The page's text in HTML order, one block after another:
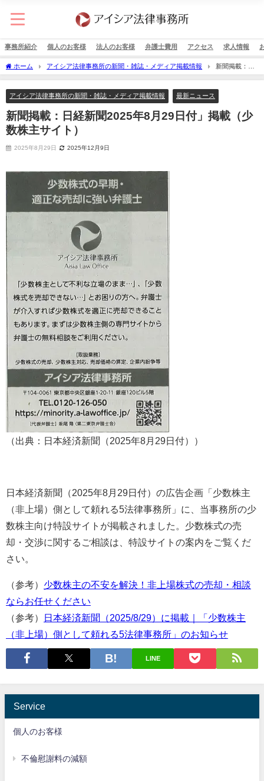
事務所紹介 個人のお客様 法人のお客様 弁護士費用 アクセス 求人情報
ホーム アイシア法律事務所の新聞・雑誌・メディア掲載情報
新聞掲載：日
経新聞2025年8月29日付」掲載（少数株主サイト）
アイシア法律事務所の新聞・雑誌・メディア掲載情報 最新ニュース
新聞掲載：日経新聞2025年8月29日付」掲載（少
数株主サイト）
2025年8月29日 2025年12月9日
（出典：日本経済新聞（2025年8月29日付））
日本経済新聞（2025年8月29日付）の広告企画「少数株主
（非上場）側として頼れる5法律事務所」に、当事務所の少
数株主向け特設サイトが掲載されました。少数株式の売
却・交渉に関するご相談は、特設サイトの案内をご覧くだ
さい。
（参考） 少数株主の不安を解決！非上場株式の売却・相談
ならお任せください
（参考）
日本経済新聞（2025/8/29）に掲載｜「少数株主
（非上場）側として頼れる5法律事務所」のお知らせ
LINE
Service
個人のお客様
不倫慰謝料の減額